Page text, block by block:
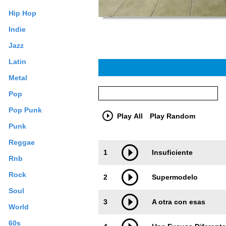
Hip Hop
Indie
Jazz
Latin
Metal
Pop
Pop Punk
Punk
Reggae
Rnb
Rock
Soul
World
60s
Play All Play Random
1 Insuficiente
2 Supermodelo
3 A otra con esas